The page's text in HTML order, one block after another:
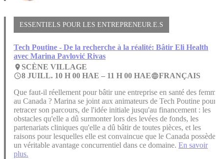
ESSENTIELS POUR LES ENTREPRENEUR.E.S
Tech Poutine - De la recherche à la réalité: Bâtir Eli Health
avec Marina Pavlović Rivas
place SCÈNE VILLAGE
access_time8 JUILL. 10 H 00 HAE – 11 H 00 HAElanguageFRANÇAIS
Que faut-il réellement pour bâtir une entreprise en santé des
au Canada ? Marina se joint aux animateurs de Tech Poutine pour
retracer son parcours, de l'idée initiale jusqu'au financement : les
obstacles qu'elle a dû surmonter lors des levées de fonds, les
partenariats cliniques qu'elle a dû bâtir de toutes pièces, et les
raisons pour lesquelles elle est convaincue que le Canada possède
un véritable avantage concurrentiel dans ce domaine. En savoir
plus.